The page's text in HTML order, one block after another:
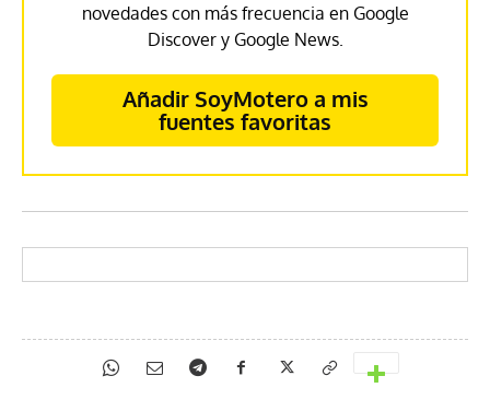
novedades con más frecuencia en Google
Discover y Google News.
Añadir SoyMotero a mis
fuentes favoritas